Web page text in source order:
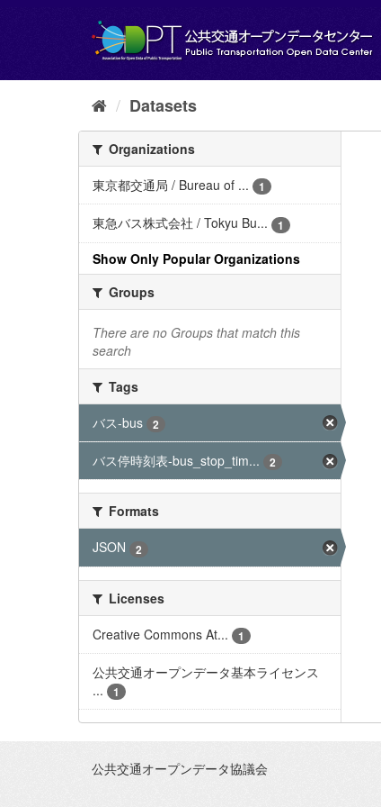
Datasets
Organizations
東京都交通局 / Bureau of ...
1
東急バス株式会社 / Tokyu Bu... 1
Show Only Popular Organizations
Groups
There are no Groups that match this
search
Tags
バス-bus
2
バス停時刻表-bus_stop_tim... 2
Formats
JSON
2
Licenses
Creative Commons At...
1
公共交通オープンデータ基本ライセンス
...
1
公共交通オープンデータ協議会